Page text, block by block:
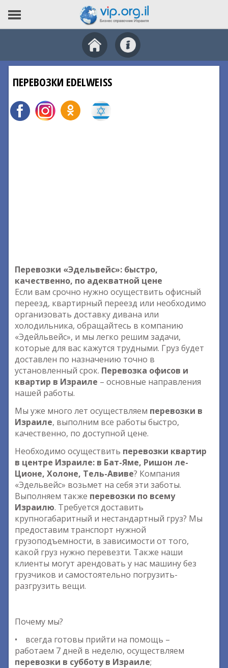
ПЕРЕВОЗКИ EDELWEISS
Перевозки «Эдельвейс»: быстро,
качественно, по адекватной цене
Если вам срочно нужно осуществить офисный
переезд, квартирный переезд или необходимо
организовать доставку дивана или
холодильника, обращайтесь в компанию
«Эдейльвейс», и мы легко решим задачи,
которые для вас кажутся трудными. Груз будет
доставлен по назначению точно в
установленный срок. Перевозка офисов и
квартир в Израиле – основные направления
нашей работы.
Мы уже много лет осуществляем перевозки в
Израиле, выполним все работы быстро,
качественно, по доступной цене.
Необходимо осуществить перевозки квартир
в центре Израиле: в Бат-Яме, Ришон ле-
Ционе, Холоне, Тель-Авиве? Компания
«Эдельвейс» возьмет на себя эти заботы.
Выполняем также перевозки по всему
Израилю. Требуется доставить
крупногабаритный и нестандартный груз? Мы
предоставим транспорт нужной
грузоподъемности, в зависимости от того,
какой груз нужно перевезти. Также наши
клиенты могут арендовать у нас машину без
грузчиков и самостоятельно погрузить-
разгрузить вещи.
Почему мы?
• всегда готовы прийти на помощь –
работаем 7 дней в неделю, осуществляем
перевозки в субботу в Израиле;